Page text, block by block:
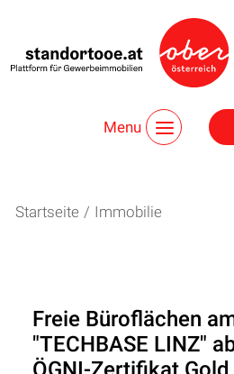
Menu
Startseite / Immobilie
Freie Büroflächen
"TECHBASE LINZ"